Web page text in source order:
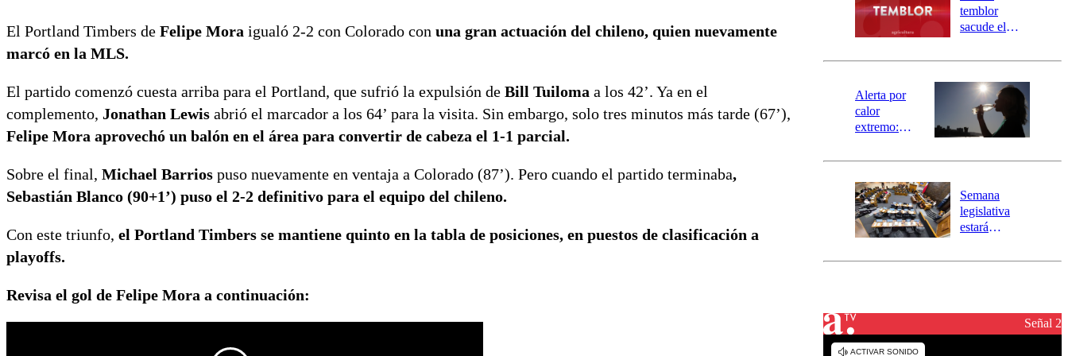
El Portland Timbers de Felipe Mora igualó 2-2 con Colorado con una gran actuación del chileno, quien nuevamente
marcó en la MLS.
El partido comenzó cuesta arriba para el Portland, que sufrió la expulsión de Bill Tuiloma a los 42’. Ya en el
complemento, Jonathan Lewis abrió el marcador a los 64’ para la visita. Sin embargo, solo tres minutos más tarde (67’),
Felipe Mora aprovechó un balón en el área para convertir de cabeza el 1-1 parcial.
Sobre el final, Michael Barrios puso nuevamente en ventaja a Colorado (87’). Pero cuando el partido terminaba,
Sebastián Blanco (90+1’) puso el 2-2 definitivo para el equipo del chileno.
Con este triunfo, el Portland Timbers se mantiene quinto en la tabla de posiciones, en puestos de clasificación a
playoffs.
Revisa el gol de Felipe Mora a continuación:
activa
mensajería
SAE
temblor
sacude el
revisa la
epicentro
Alerta por
calor
extremo:
activa Alerta
Preventiva en
tres comunas
Semana
legislativa
estará
el fin de la
reconstrucciónSeñal 2